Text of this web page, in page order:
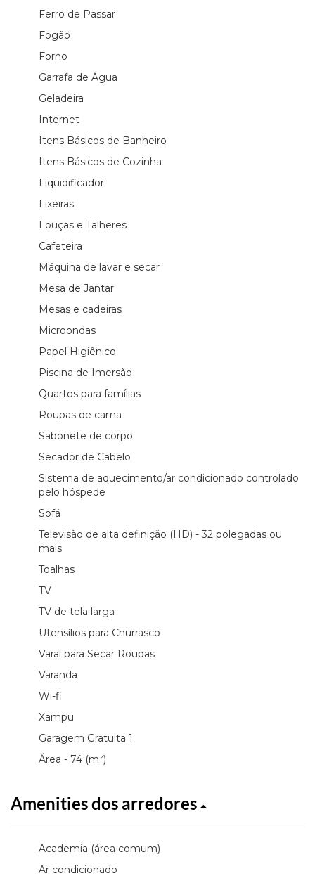
Ferro de Passar
Fogão
Forno
Garrafa de Água
Geladeira
Internet
Itens Básicos de Banheiro
Itens Básicos de Cozinha
Liquidificador
Lixeiras
Louças e Talheres
Cafeteira
Máquina de lavar e secar
Mesa de Jantar
Mesas e cadeiras
Microondas
Papel Higiênico
Piscina de Imersão
Quartos para famílias
Roupas de cama
Sabonete de corpo
Secador de Cabelo
Sistema de aquecimento/ar condicionado controlado
pelo hóspede
Sofá
Televisão de alta definição (HD) - 32 polegadas ou
mais
Toalhas
TV
TV de tela larga
Utensílios para Churrasco
Varal para Secar Roupas
Varanda
Wi-fi
Xampu
Garagem Gratuita 1
Área - 74 (m²)
Amenities dos arredores
Academia (área comum)
Ar condicionado